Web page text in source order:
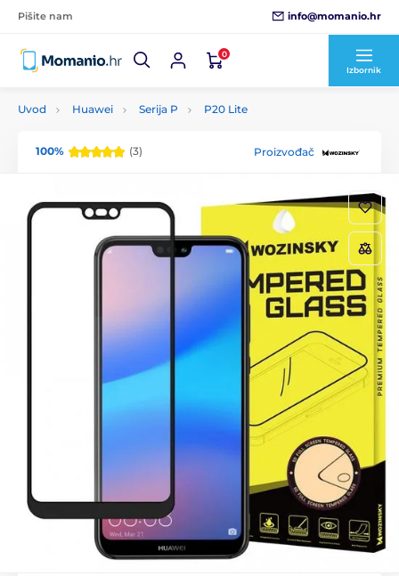
Pišite nam info@momanio.hr
0
Izbornik
Uvod Huawei Serija P P20 Lite
100% (3) Proizvođač